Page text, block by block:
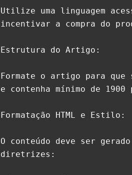
Utilize uma linguagem
incentivar a compra do
Estrutura do Artigo:
Formate o artigo para que
e contenha mínimo de 1900
Formatação HTML e Estilo:
O conteúdo deve ser
diretrizes: